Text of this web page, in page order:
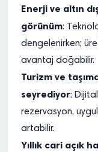
Enerji ve altın
görünüm:
dengelenirken;
avantaj doğabilir.
Turizm ve
seyrediyor:
rezervasyon,
artabilir.
Yıllık cari açık